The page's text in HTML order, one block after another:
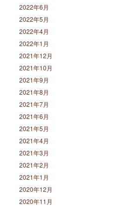
2022年6月
2022年5月
2022年4月
2022年1月
2021年12月
2021年10月
2021年9月
2021年8月
2021年7月
2021年6月
2021年5月
2021年4月
2021年3月
2021年2月
2021年1月
2020年12月
2020年11月